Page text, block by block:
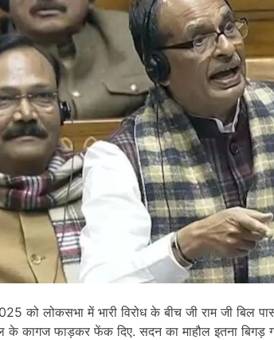
को लोकसभा में भारी विरोध के बीच जी राम जी बिल
के कागज फाड़कर फेंक दिए. सदन का माहौल इतना बिगड़